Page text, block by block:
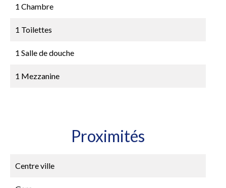
1 Chambre
1 Toilettes
1 Salle de douche
1 Mezzanine
Proximités
Centre ville